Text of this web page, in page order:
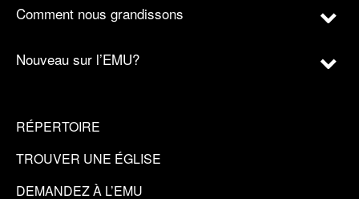
Comment nous grandissons
Nouveau sur l’EMU?
RÉPERTOIRE
TROUVER UNE ÉGLISE
DEMANDEZ À L’EMU